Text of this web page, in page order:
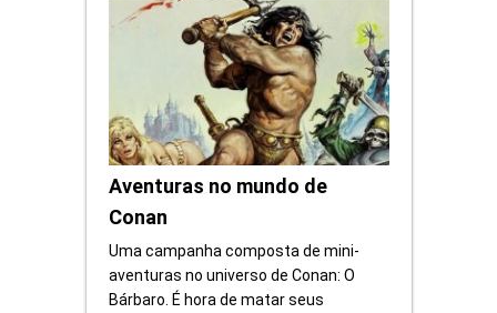
Aventuras no mundo de
Conan
Uma campanha composta de mini-
aventuras no universo de Conan: O
Bárbaro. É hora de matar seus